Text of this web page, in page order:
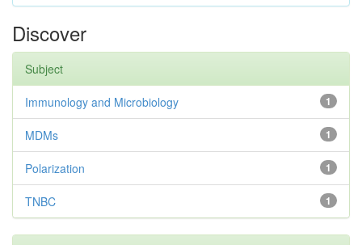
Discover
Subject
1
Immunology and Microbiology
1
MDMs
1
Polarization
1
TNBC